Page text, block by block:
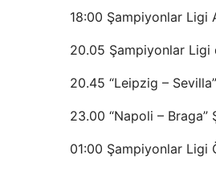
18:00 Şampiyonlar Ligi
20.05 Şampiyonlar Ligi
20.45 “Leipzig –
23.00 “Napoli – Braga”
01:00 Şampiyonlar Ligi